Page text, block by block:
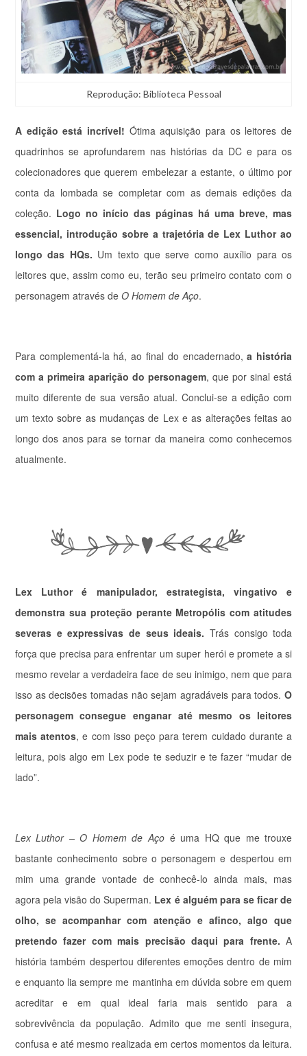
Reprodução: Biblioteca Pessoal
A edição está incrível! Ótima aquisição para os leitores de
quadrinhos se aprofundarem nas histórias da DC e para os
colecionadores que querem embelezar a estante, o último por
conta da lombada se completar com as demais edições da
coleção. Logo no início das páginas há uma breve, mas
essencial, introdução sobre a trajetória de Lex Luthor ao
longo das HQs. Um texto que serve como auxílio para os
leitores que, assim como eu, terão seu primeiro contato com o
personagem através de O Homem de Aço.
Para complementá-la há, ao final do encadernado,a história
com a primeira aparição do personagem, que por sinal está
muito diferente de sua versão atual. Conclui-se a edição com
um texto sobre as mudanças de Lex e as alterações feitas ao
longo dos anos para se tornar da maneira como conhecemos
atualmente.
Lex Luthor é manipulador, estrategista, vingativo e
demonstra sua proteção perante Metropólis com atitudes
severas e expressivas de seus ideais. Trás consigo toda
força que precisa para enfrentar um super herói e promete a si
mesmo revelar a verdadeira face de seu inimigo, nem que para
isso as decisões tomadas não sejam agradáveis para todos.O
personagem consegue enganar até mesmo os leitores
mais atentos, e com isso peço para terem cuidado durante a
leitura, pois algo em Lex pode te seduzir e te fazer “mudar de
lado”.
Lex Luthor – O Homem de Aço é uma HQ que me trouxe
bastante conhecimento sobre o personagem e despertou em
mim uma grande vontade de conhecê-lo ainda mais, mas
agora pela visão do Superman. Lex é alguém para se ficar de
olho, se acompanhar com atenção e afinco, algo que
pretendo fazer com mais precisão daqui para frente. A
história também despertou diferentes emoções dentro de mim
e enquanto lia sempre me mantinha em dúvida sobre em quem
acreditar e em qual ideal faria mais sentido para a
sobrevivência da população. Admito que me senti insegura,
confusa e até mesmo realizada em certos momentos da leitura.